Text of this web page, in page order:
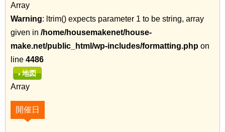
Array
Warning: ltrim() expects parameter 1 to be string, array
given in /home/housemakenet/house-
make.net/public_html/wp-includes/formatting.php on
line 4486
地図
Array
開催日